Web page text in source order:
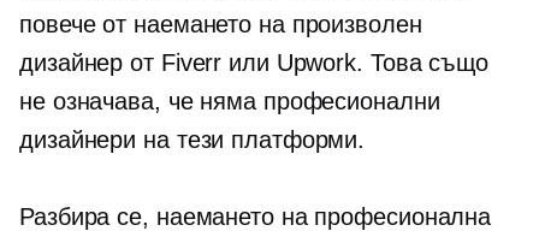
повече от наемането на произволен
дизайнер от Fiverr или Upwork. Това също
не означава, че няма професионални
дизайнери на тези платформи.
Разбира се, наемането на професионална